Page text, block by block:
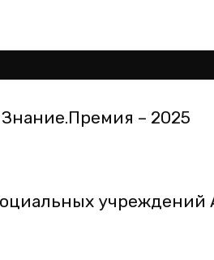
– 2025
учреждений